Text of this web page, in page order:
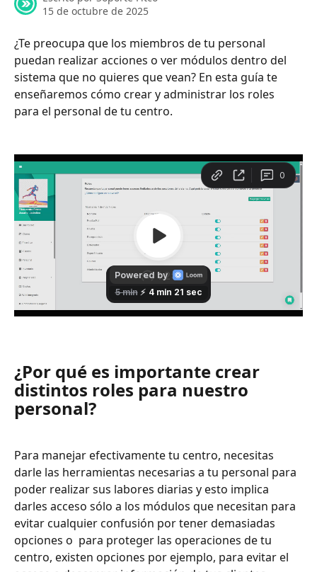
15 de octubre de 2025
¿Te preocupa que los miembros de tu personal
puedan realizar acciones o ver módulos dentro del
sistema que no quieres que vean? En esta guía te
enseñaremos cómo crear y administrar los roles
para el personal de tu centro.
¿Por qué es importante crear
distintos roles para nuestro
personal?
Para manejar efectivamente tu centro, necesitas
darle las herramientas necesarias a tu personal para
poder realizar sus labores diarias y esto implica
darles acceso sólo a los módulos que necesitan para
evitar cualquier confusión por tener demasiadas
opciones o  para proteger las operaciones de tu
centro, existen opciones por ejemplo, para evitar el